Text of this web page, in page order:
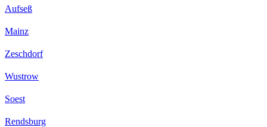
Aufseß
Mainz
Zeschdorf
Wustrow
Soest
Rendsburg